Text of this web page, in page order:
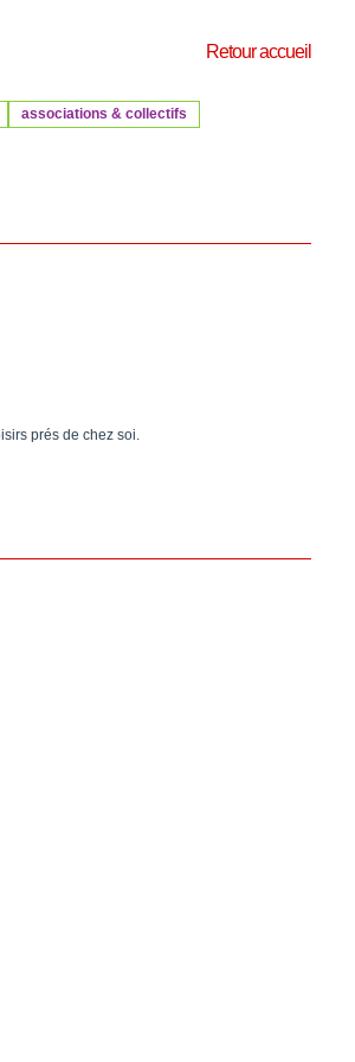
Retour accueil
associations & collectifs
prés de chez soi.